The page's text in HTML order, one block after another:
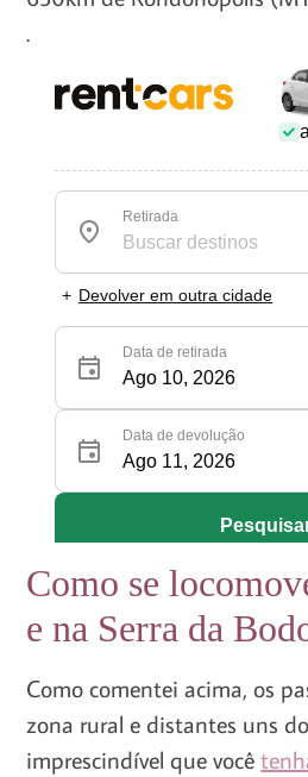
.
Como se
e na Serra da
Como comentei acima, os
zona rural e distantes uns
imprescindível que você